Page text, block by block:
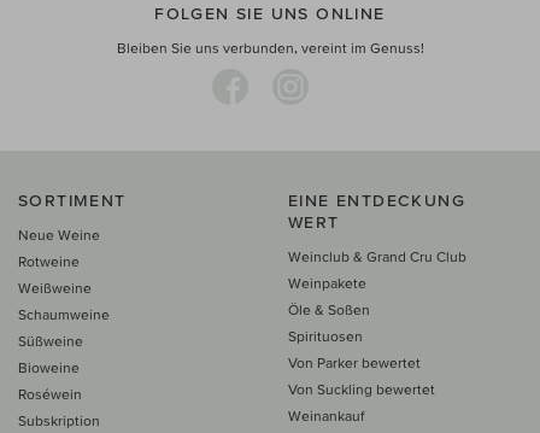
FOLGEN SIE UNS ONLINE
Bleiben Sie uns verbunden, vereint im Genuss!
SORTIMENT
Neue Weine
Rotweine
Weißweine
Schaumweine
Süßweine
Bioweine
Roséwein
Subskription
EINE ENTDECKUNG
WERT
Weinclub & Grand Cru Club
Weinpakete
Öle & Soßen
Spirituosen
Von Parker bewertet
Von Suckling bewertet
Weinankauf